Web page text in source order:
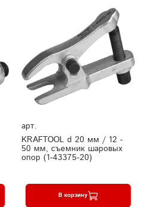
арт.
KRAFTOOL d 20 мм / 12 -
50 мм, съемник шаровых
опор (1-43375-20)
В корзину